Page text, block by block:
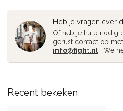
Heb je vragen over
Of heb je hulp nodig
gerust contact op
info@fight.nl . We
Recent bekeken